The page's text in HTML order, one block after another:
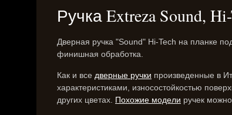
Ручка Extreza Sound,
Дверная ручка "Sound" Hi-Tech на планке
финишная обработка.
Как и все дверные ручки произведенные в
характеристиками, износостойкостью
других цветах. Похожие модели ручек